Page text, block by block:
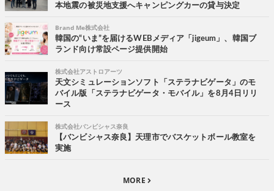
本地震の被災地支援へキャンピングカーの貸与決定
Brand Me株式会社
韓国の“いま”を届けるWEBメディア「jigeum」、韓国ブ
ランド向け常設ページ提供開始
株式会社アストロアーツ
天文シミュレーションソフト「ステラナビゲータ」のモ
バイル版「ステラナビゲータ・モバイル」を8月4日リリ
ース
株式会社バンビシャス奈良
【バンビシャス奈良】天理市でバスケットボール教室を
実施
MORE